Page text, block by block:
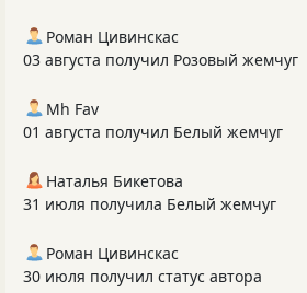
Роман Цивинскас
03 августа получил Розовый жемчуг
Mh Fav
01 августа получил Белый жемчуг
Наталья Бикетова
31 июля получила Белый жемчуг
Роман Цивинскас
30 июля получил статус автора